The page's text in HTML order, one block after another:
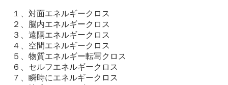
１、対面エネルギークロス
２、脳内エネルギークロス
３、遠隔エネルギークロス
４、空間エネルギークロス
５、物質エネルギー転写クロス
６、セルフエネルギークロス
７、瞬時にエネルギークロス